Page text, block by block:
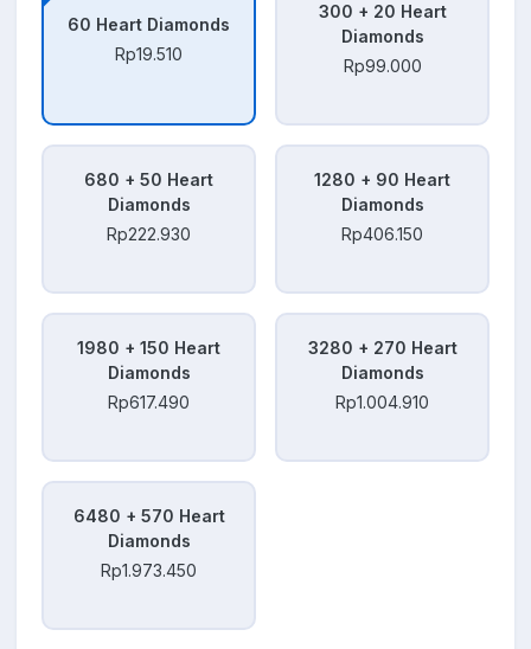
60 Heart Diamonds
Rp19.510
300 + 20 Heart
Diamonds
Rp99.000
680 + 50 Heart
Diamonds
Rp222.930
1280 + 90 Heart
Diamonds
Rp406.150
1980 + 150 Heart
Diamonds
Rp617.490
3280 + 270 Heart
Diamonds
Rp1.004.910
6480 + 570 Heart
Diamonds
Rp1.973.450